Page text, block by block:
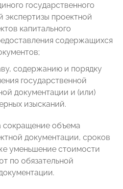
государственного
экспертизы проектной
капитального
содержащихся
содержанию и порядку
государственной
документации и (или)
изысканий.
сокращение объема
документации, сроков
уменьшение стоимости
по обязательной